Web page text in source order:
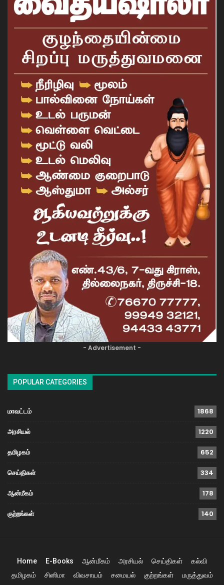
- Advertisement -
POPULAR CATEGORIES
மாவட்டம் 1868
அரசியல் 1220
தமிழகம் 652
செய்திகள் 334
ஆன்மீகம் 178
குற்றங்கள் 140
Home E-Books ஆன்மீகம் அரசியல் செய்திகள்
கல்வி
தமிழகம்
சினிமா விவசாயம் சமையல் குற்றங்கள் மருத்துவம்